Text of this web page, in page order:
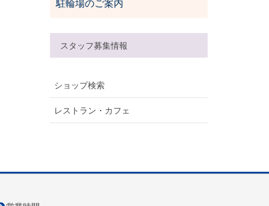
駐輪場のご案内
スタッフ募集情報
ショップ検索
レストラン・カフェ